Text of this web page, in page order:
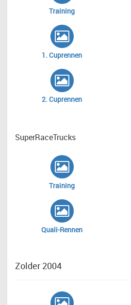
Training
1. Cuprennen
2. Cuprennen
SuperRaceTrucks
Training
Quali-Rennen
Zolder 2004